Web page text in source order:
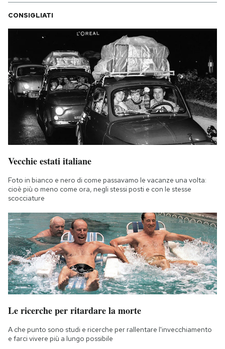
CONSIGLIATI
Vecchie estati italiane
Foto in bianco e nero di come passavamo le vacanze una volta:
cioè più o meno come ora, negli stessi posti e con le stesse
scocciature
Le ricerche per ritardare la morte
A che punto sono studi e ricerche per rallentare l'invecchiamento
e farci vivere più a lungo possibile